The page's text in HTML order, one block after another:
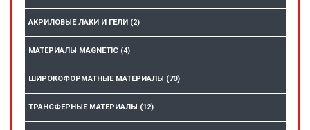
АКРИЛОВЫЕ ЛАКИ И ГЕЛИ (2)
МАТЕРИАЛЫ MAGNETIC (4)
ШИРОКОФОРМАТНЫЕ МАТЕРИАЛЫ (70)
ТРАНСФЕРНЫЕ МАТЕРИАЛЫ (12)